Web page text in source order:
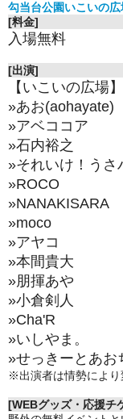
勾当台公園いこいの広
[料金]
入場無料
[出演]
【いこいの広場】
»あお(aohayate)
»アベココア
»石内裕之
»それいけ！うさ
»ROCO
»NANAKISARA
»moco
»アヤコ
»本間貴大
»朋揮あや
»小倉剣人
»Cha'R
»いしやま。
»せっきーとあお
※出演者は情勢により
[WEBグッズ・応援チ